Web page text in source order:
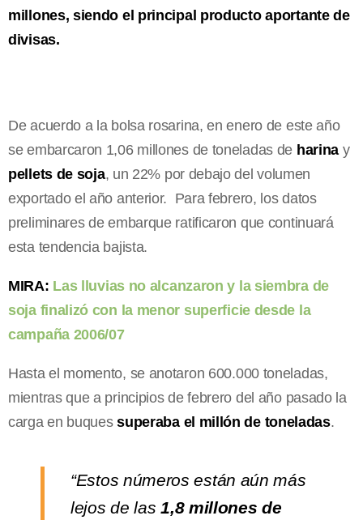
millones, siendo el principal producto aportante de
divisas.
De acuerdo a la bolsa rosarina, en enero de este año
se embarcaron 1,06 millones de toneladas de harina y
pellets de soja, un 22% por debajo del volumen
exportado el año anterior. Para febrero, los datos
preliminares de embarque ratificaron que continuará
esta tendencia bajista.
MIRA: Las lluvias no alcanzaron y la siembra de
soja finalizó con la menor superficie desde la
campaña 2006/07
Hasta el momento, se anotaron 600.000 toneladas,
mientras que a principios de febrero del año pasado la
carga en buquessuperaba el millón de toneladas.
“Estos números están aún más
lejos de las1,8 millones de